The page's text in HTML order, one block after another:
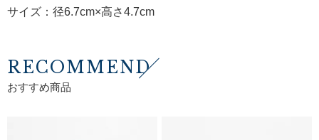
サイズ：径6.7cm×高さ4.7cm
RECOMMEND
おすすめ商品